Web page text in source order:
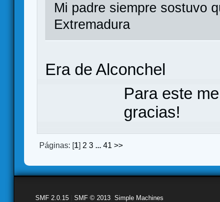
Mi padre siempre sostuvo
Extremadura
Era de Alconchel
Para este
gracias!
Páginas: [1] 2 3 ... 41 >>
SMF 2.0.15 SMF © 2013 Simple Machines